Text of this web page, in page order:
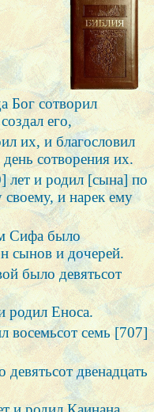
Бог сотворил
его,
их, и благословил
сотворения их.
лет и родил [сына] по
и нарек ему
Сифа было
сынов и дочерей.
было девятьсот
родил Еноса.
семь [707]
двенадцать